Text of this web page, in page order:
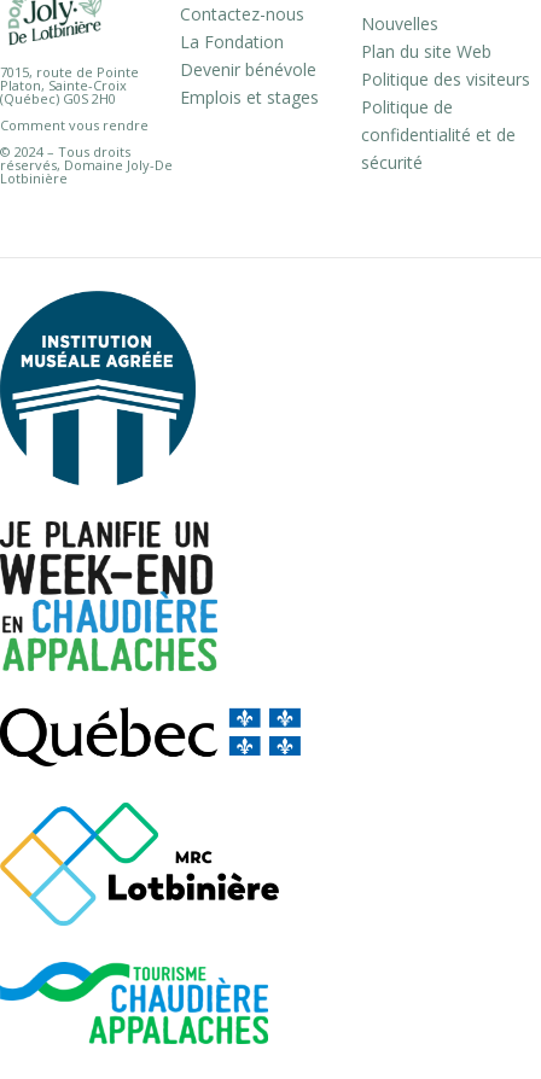
7015, route de Pointe
Platon, Sainte-Croix
(Québec) G0S 2H0
Comment vous rendre
© 2024 – Tous droits
réservés, Domaine Joly-De
Lotbinière
Contactez-nous
La Fondation
Devenir bénévole
Emplois et stages
Nouvelles
Plan du site Web
Politique des visiteurs
Politique de
confidentialité et de
sécurité